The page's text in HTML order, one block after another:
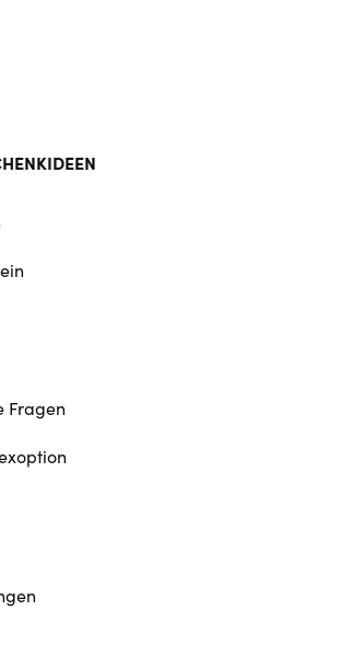
Fragen